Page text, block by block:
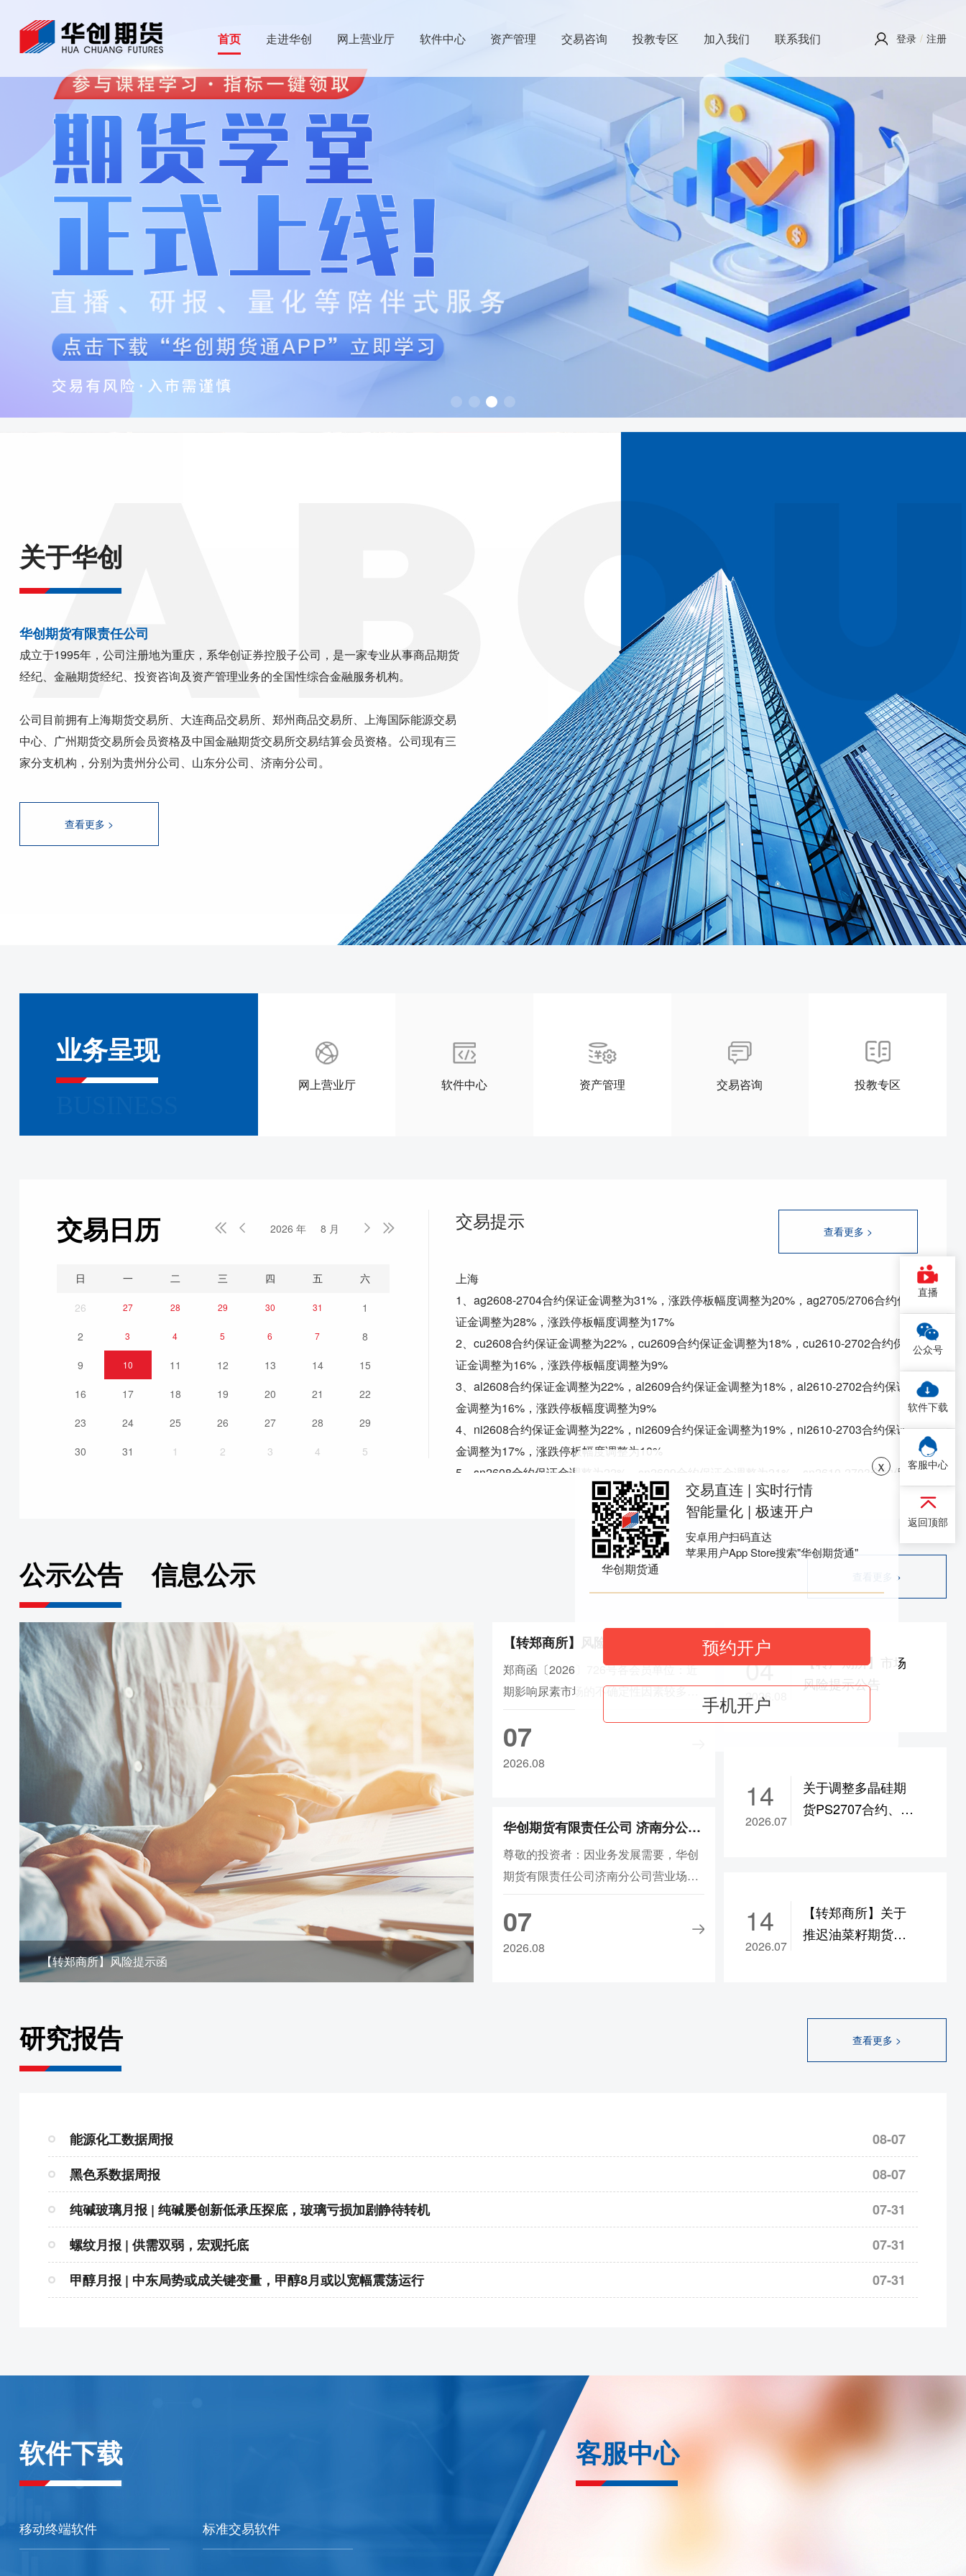
首页 走进华创 网上营业厅 软件中心 资产管理 交易咨询 投教专区 加入我们 联系我们 登录 / 注册
ｘ
华创期货通
交易直连 | 实时行情
智能量化 | 极速开户
安卓用户扫码直达
苹果用户App Store搜索"华创期货通"
预约开户
手机开户
关于华创
华创期货有限责任公司
成立于1995年，公司注册地为重庆，系华创证券控股子公司，是一家专业从事商品期货
经纪、金融期货经纪、投资咨询及资产管理业务的全国性综合金融服务机构。
公司目前拥有上海期货交易所、大连商品交易所、郑州商品交易所、上海国际能源交易
中心、广州期货交易所会员资格及中国金融期货交易所交易结算会员资格。公司现有三
家分支机构，分别为贵州分公司、山东分公司、济南分公司。
查看更多 >
业务呈现
网上营业厅 软件中心 资产管理 交易咨询 投教专区
交易日历   2026 年 8 月  
日 一 二 三 四 五 六
26 27 28 29 30 31
1
2
3 4 5 6 7
8
9
10 11 12 13 14
15
16
17 18 19 20 21
22
23
24 25 26 27 28
29
30
31 1 2 3 4 5
交易提示 查看更多 >
上海
1、ag2608-2704合约保证金调整为31%，涨跌停板幅度调整为20%，ag2705/2706合约保
证金调整为28%，涨跌停板幅度调整为17%
2、cu2608合约保证金调整为22%， cu2609合约保证金调整为18%， cu2610-2702合约保
证金调整为16%，涨跌停板幅度调整为9%
3、al2608合约保证金调整为22%， al2609合约保证金调整为18%， al2610-2702合约保证
金调整为16%，涨跌停板幅度调整为9%
4、ni2608合约保证金调整为22%， ni2609合约保证金调整为19%， ni2610-2703合约保证
金调整为17%，涨跌停板幅度调整为10%
5、sn2608合约保证金调整为22%，
sn2610-2703合约保
证金调整为19%，涨跌停板幅度调整为12%
6、zn2608合约保证金调整为22%，zn2609合约保证金调整为18%，zn2610-2702合约保
证金调整为16%，涨跌停板幅度调整为9%
7、pb2608合约保证金调整为22%，pb2609合约保证金调整为18%，pb2610-2702合约保
证金调整为16%，涨跌停板幅度调整为9%
ao2610-2702合约保
9、ad2608合约保证金调整为22%，
ad2609合约保证金调整为17%，
证金调整为15%，涨跌停板幅度调整为8%
10、wr2609-2702合约涨跌停板幅度调整为8%
11、rb/hc/ss/ru/sp/op
2609合约保证金调整为17%，bu/br2609合约保证金调整为19%
12、br/hc/rb/ss/op/sp/ru/bu2608合约保证金调整为22%
1、rr/cs2609合约保证金调整为13%，a/b/c/jd/m/y
lg/lh/p
2609合约保证金调整为17%，
i2609合约保证金调整
为18%，jm/j2609合约保证金调整为19%
2、l2609合约保证金调整为18%，涨跌停板幅度调整为9%
3、v2609合约保证金调整为18%，涨跌停板幅度调整为9%
4、bz2609合约保证金调整为17%，涨跌停板幅度调整为8%
5、eb2609合约保证金调整为20%，涨跌停板幅度调整为11%
6、eg2609合约保证金调整为20%，涨跌停板幅度调整为11%
7、pg2609合约保证金调整为23%，涨跌停板幅度调整为14%；pg2610-2702合约保证金
4、PL2609合约保证金调整为17%，涨跌停板幅度调整为9%
7、TA2609合约保证金调整为17%，涨跌停板幅度调整为9%
广州
1、si2609合约保证金调整为17%，lc2609合约保证金调整为22%，ps2609合约保证金调
公示公告 信息公示 查看更多 >
【转郑商所】风险提示函
【转郑商所】风险提示函
郑商函〔2026〕726号各会员单位：近
期影响尿素市场的不确定性因素较多，
险防范工作，提醒投资者理性参与，合
规交易。特此函告。郑州商品交易所
07
2026.08
华创期货有限责任公司 济南分公司营业场所变更公告
尊敬的投资者：因业务发展需要，华创
期货有限责任公司济南分公司营业场所
食大厦8层816,818”搬迁至“济南市历下
区泺源大街8号绿城金融中心B座11层
07
2026.08
04
2026.08
【转广期所】市场
风险提示公告
14
2026.07
关于调整多晶硅期
货PS2707合约、碳
14
2026.07
【转郑商所】关于
推迟油菜籽期货
郑商函〔2026〕
研究报告 查看更多 >
能源化工数据周报
08-07
黑色系数据周报
08-07
纯碱玻璃月报 | 纯碱屡创新低承压探底，玻璃亏损加剧静待转机
07-31
螺纹月报 | 供需双弱，宏观托底
07-31
甲醇月报 | 中东局势或成关键变量，甲醇8月或以宽幅震荡运行
07-31
软件下载
移动终端软件 标准交易软件
客服中心
直播
公众号
软件下载
客服中心
返回顶部